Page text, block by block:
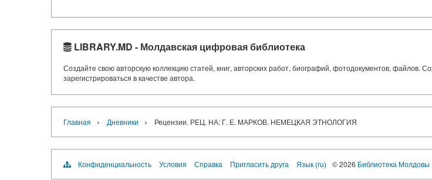
LIBRARY.MD - Молдавская цифровая библиотека
Создайте свою авторскую коллекцию статей, книг, авторских работ, биографий, фотодокументов, файлов.
зарегистрироваться в качестве автора.
Главная › Дневники › Рецензии. РЕЦ. НА: Г. Е. МАРКОВ. НЕМЕЦКАЯ ЭТНОЛОГИЯ
Конфиденциальность Условия Справка Пригласить друга Язык (ru) © 2026 Библиотека Молдовы